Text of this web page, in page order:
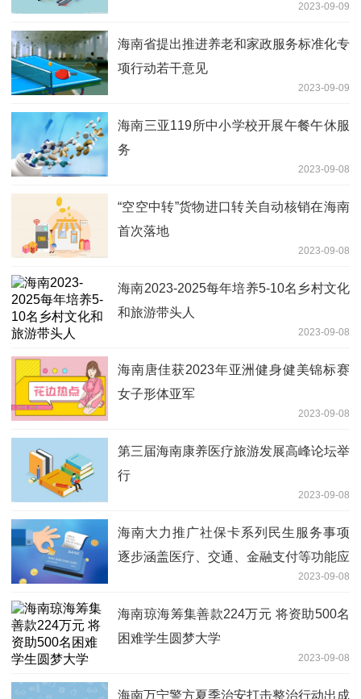
2023-09-09
海南省提出推进养老和家政服务标准化专
项行动若干意见
2023-09-09
海南三亚119所中小学校开展午餐午休服
务
2023-09-08
“空空中转”货物进口转关自动核销在海南
首次落地
2023-09-08
海南2023-2025每年培养5-10名乡村文化
和旅游带头人
2023-09-08
海南唐佳获2023年亚洲健身健美锦标赛
女子形体亚军
2023-09-08
第三届海南康养医疗旅游发展高峰论坛举
行
2023-09-08
海南大力推广社保卡系列民生服务事项
逐步涵盖医疗、交通、金融支付等功能应
2023-09-08
海南琼海筹集善款224万元 将资助500名
困难学生圆梦大学
2023-09-08
海南万宁警方夏季治安打击整治行动出成